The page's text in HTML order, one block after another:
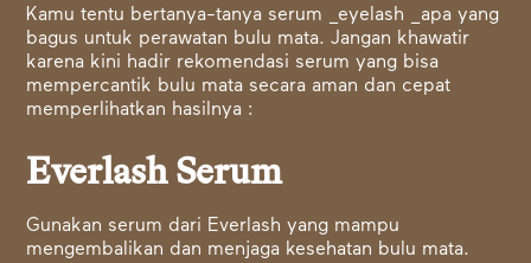
Kamu tentu bertanya-tanya serum _eyelash _apa yang
bagus untuk perawatan bulu mata. Jangan khawatir
karena kini hadir rekomendasi serum yang bisa
mempercantik bulu mata secara aman dan cepat
memperlihatkan hasilnya :
Everlash Serum
Gunakan serum dari Everlash yang mampu
mengembalikan dan menjaga kesehatan bulu mata.